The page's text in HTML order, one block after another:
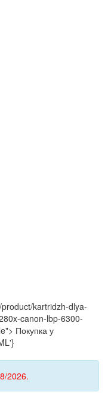
kartridzh-dlya-
canon-lbp-6300-
Покупка у
2026.